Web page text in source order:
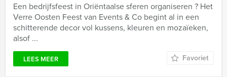
Een bedrijfsfeest in Oriëntaalse sferen organiseren ? Het
Verre Oosten Feest van Events & Co begint al in een
schitterende decor vol kussens, kleuren en mozaïeken,
alsof ...
LEES MEER Favoriet